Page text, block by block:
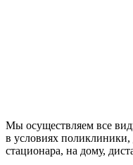
Мы осуществляем все
в условиях поликлиники,
стационара, на дому,